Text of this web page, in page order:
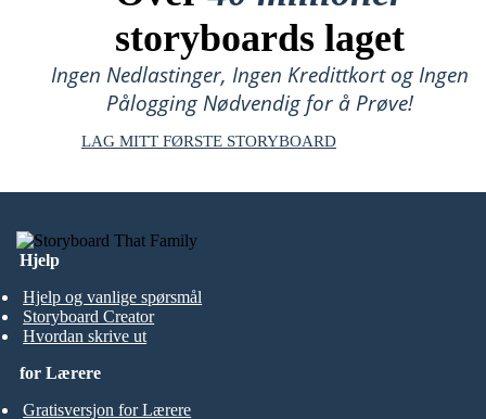
storyboards laget
Ingen Nedlastinger, Ingen Kredittkort og Ingen
Pålogging Nødvendig for å Prøve!
LAG MITT FØRSTE STORYBOARD
Hjelp
Hjelp og vanlige spørsmål
Storyboard Creator
Hvordan skrive ut
for Lærere
Gratisversjon for Lærere